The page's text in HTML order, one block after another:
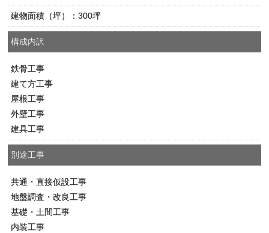
建物面積（坪）：300坪
構成内訳
鉄骨工事
建て方工事
屋根工事
外壁工事
建具工事
別途工事
共通・直接仮設工事
地盤調査・改良工事
基礎・土間工事
内装工事